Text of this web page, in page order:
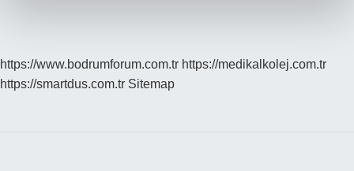
https://www.bodrumforum.com.tr https://medikalkolej.com.tr
https://smartdus.com.tr Sitemap